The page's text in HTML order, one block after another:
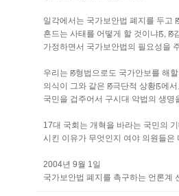
일각에서는 국가보안법 폐지를 두고
흔드는 사태를 어떻게 할 것이냐ꡑ, ꡐ
가정하면서 국가보안법의 필요성을
우리는 ꡐ형법으로도 국가안보를 해
의식이 그와 같은 ꡐ극단적 상황ꡑ에
국민을 겁주어서 구시대 악법의 생
17대 국회는 개혁을 바라는 국민의
시킨 이유가 무엇인지 여야 의원들
2004년 9월 1일
국가보안법 폐지를 촉구하는 언론계